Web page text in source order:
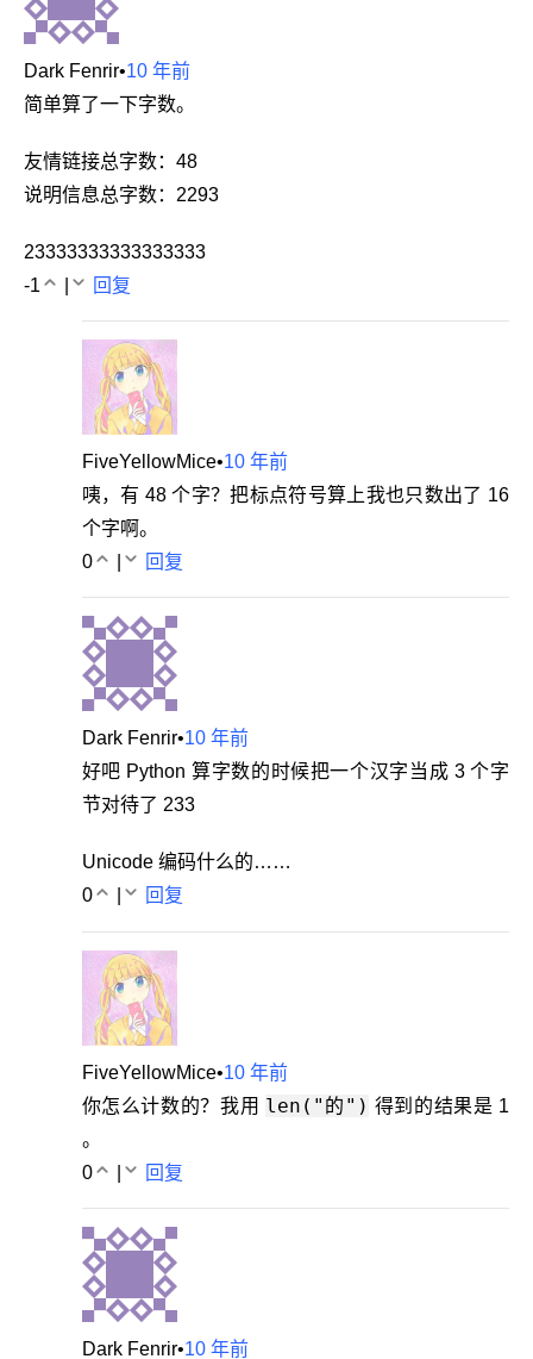
Dark Fenrir•10 年前
简单算了一下字数。
友情链接总字数：48
说明信息总字数：2293
23333333333333333
-1
回复
FiveYellowMice•10 年前
咦，有 48 个字？把标点符号算上我也只数出了 16
个字啊。
0
回复
Dark Fenrir•10 年前
好吧 Python 算字数的时候把一个汉字当成 3 个字
节对待了 233
Unicode 编码什么的……
0
回复
FiveYellowMice•10 年前
你怎么计数的？我用 len("的") 得到的结果是 1
。
0
回复
Dark Fenrir•10 年前